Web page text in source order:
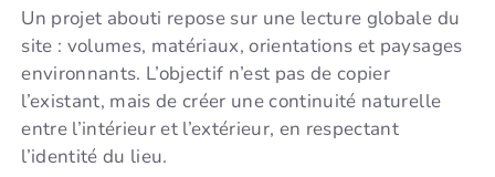
Un projet abouti repose sur une lecture globale du
site : volumes, matériaux, orientations et paysages
environnants. L’objectif n’est pas de copier
l’existant, mais de créer une continuité naturelle
entre l’intérieur et l’extérieur, en respectant
l’identité du lieu.